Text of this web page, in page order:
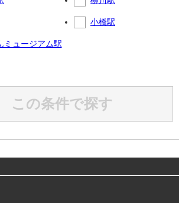
小橋駅
ミュージアム駅
この条件で探す